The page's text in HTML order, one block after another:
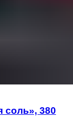
соль», 380